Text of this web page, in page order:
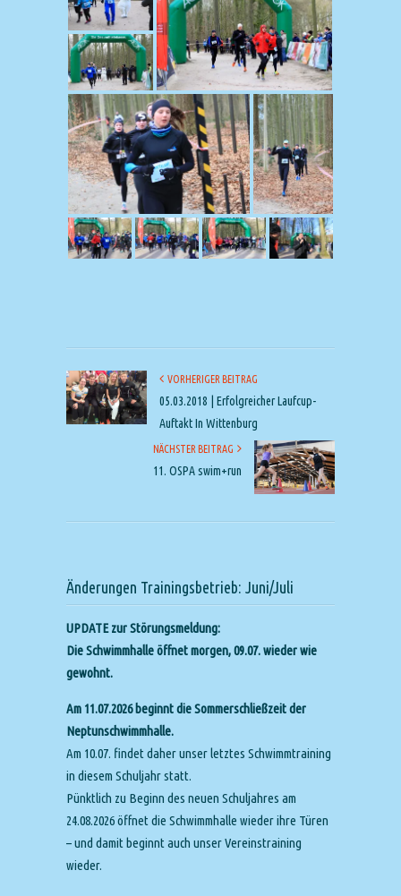
VORHERIGER BEITRAG
05.03.2018 | Erfolgreicher Laufcup-
Auftakt In Wittenburg
NÄCHSTER BEITRAG
11. OSPA swim+run
Änderungen Trainingsbetrieb: Juni/Juli
UPDATE zur Störungsmeldung:
Die Schwimmhalle öffnet morgen, 09.07. wieder wie
gewohnt.
Am 11.07.2026 beginnt die Sommerschließzeit der
Neptunschwimmhalle.
Am 10.07. findet daher unser letztes Schwimmtraining
in diesem Schuljahr statt.
Pünktlich zu Beginn des neuen Schuljahres am
24.08.2026 öffnet die Schwimmhalle wieder ihre Türen
– und damit beginnt auch unser Vereinstraining
wieder.